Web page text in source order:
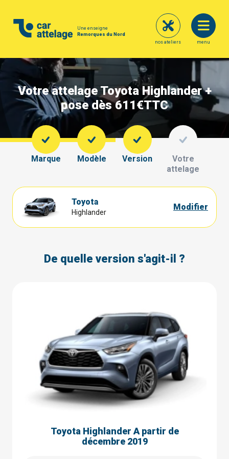
Une enseigne
Remorques du Nord
menu
nos ateliers
Votre attelage Toyota Highlander +
pose dès 611€TTC
Marque Modèle Version
Votre
attelage
Toyota
Highlander
Modifier
De quelle version s'agit-il ?
Toyota Highlander A partir de
décembre 2019